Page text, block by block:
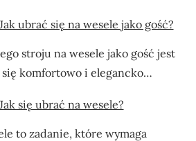
Jak ubrać się na wesele jako gość?
stroju na wesele jako gość jest
komfortowo i elegancko…
Jak się ubrać na wesele?
to zadanie, które wymaga